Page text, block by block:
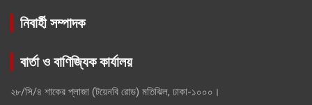
নিবার্হী সম্পাদক
বার্তা ও বাণিজ্যিক কার্যালয়
২৮/সি/৪ শাকের প্লাজা (টয়েনবি রোড) মতিঝিল, ঢাকা-১০০০।